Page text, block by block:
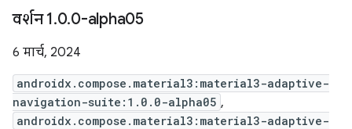
वर्शन 1.0.0-alpha05
6 मार्च, 2024
androidx.compose.material3:material3-adaptive-
navigation-suite:1.0.0-alpha05 ,
androidx.compose.material3:material3-adaptive-